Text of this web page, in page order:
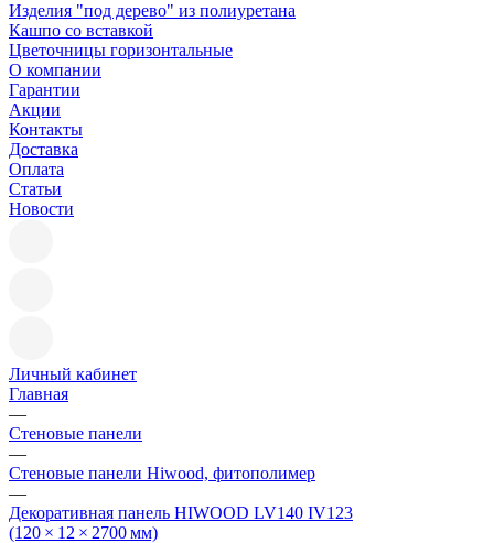
Изделия "под дерево" из полиуретана
Кашпо со вставкой
Цветочницы горизонтальные
О компании
Гарантии
Акции
Контакты
Доставка
Оплата
Статьи
Новости
Личный кабинет
Главная
—
Стеновые панели
—
Стеновые панели Hiwood, фитополимер
—
Декоративная панель HIWOOD LV140 IV123
(120 × 12 × 2700 мм)